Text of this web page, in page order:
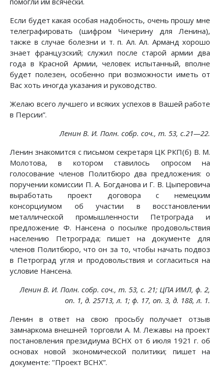
Если будет какая особая надобность, очень прошу мне
телеграфировать (шифром Чичерину для Ленина),
также в случае болезни и т. п. Ал. Ал. Арманд хорошо
знает французский; служил после старой армии два
года в Красной Армии, человек испытанный, вполне
будет полезен, особенно при возможности иметь от
Вас хоть иногда указания и руководство.
Желаю всего лучшего и всяких успехов в Вашей работе
в Персии”.
Ленин В. И. Полн. собр. соч., т. 53, с.21—22.
Ленин знакомится с письмом секретаря ЦК РКП(б) В. М.
Молотова, в котором ставилось опросом на
голосование членов Политбюро два предложения: о
поручении комиссии П. А. Богданова и Г. В. Цыперовича
выработать проект договора с немецким
консорциумом об участии в восстановлении
металлической промышленности Петрограда и
предложение Ф. Нансена о посылке продовольствия
населению Петрограда; пишет на документе для
членов Политбюро, что он за то, чтобы начать подвоз
в Петроград угля и продовольствия и согласиться на
условие Нансена.
Ленин В. И. Полн. собр. соч., т. 53, с. 21; ЦПА ИМЛ, ф. 2,
on. 1, д. 25713, л. 1; ф. 17, on. 3, д. 188, л. 1.
Ленин в ответ на свою просьбу получает отзыв
замнаркома внешней торговли А. М. Лежавы на проект
постановления президиума ВСНХ от 6 июля 1921 г. об
основах новой экономической политики; пишет на
документе: ’’Проект ВСНХ”.